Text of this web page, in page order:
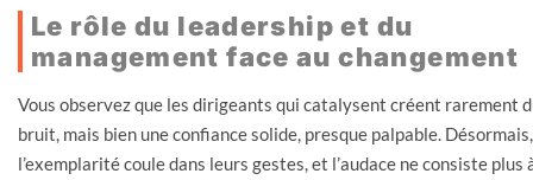
Le rôle du leadership et du
management face au changement
Vous observez que les dirigeants qui catalysent créent rarement
bruit, mais bien une confiance solide, presque palpable. Désormais,
l’exemplarité coule dans leurs gestes, et l’audace ne consiste plus